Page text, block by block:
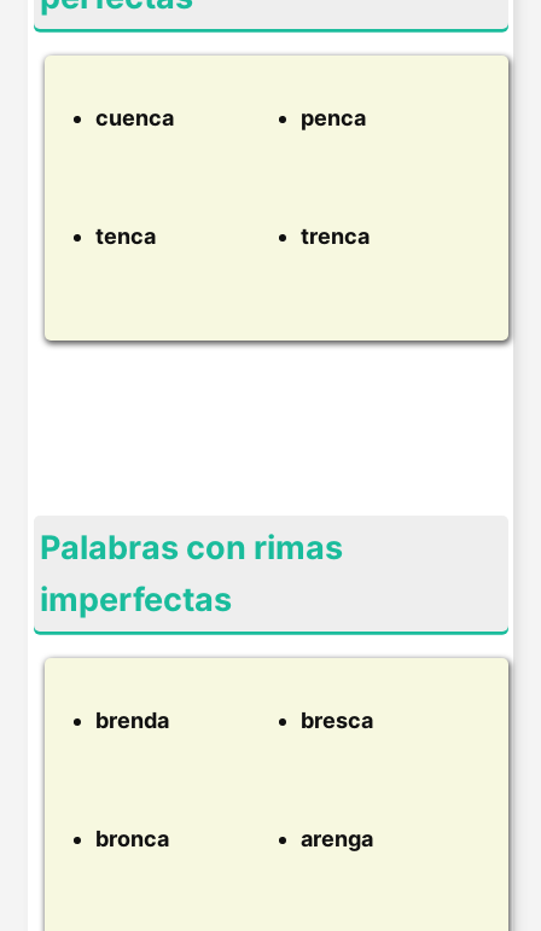
cuenca penca
tenca trenca
Palabras con rimas
imperfectas
brenda bresca
bronca arenga